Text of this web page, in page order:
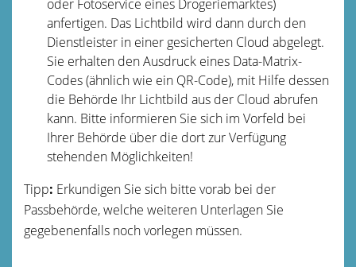
oder Fotoservice eines Drogeriemarktes)
anfertigen. Das Lichtbild wird dann durch den
Dienstleister in einer gesicherten Cloud abgelegt.
Sie erhalten den Ausdruck eines Data-Matrix-
Codes (ähnlich wie ein QR-Code), mit Hilfe dessen
die Behörde Ihr Lichtbild aus der Cloud abrufen
kann. Bitte informieren Sie sich im Vorfeld bei
Ihrer Behörde über die dort zur Verfügung
stehenden Möglichkeiten!
Tipp: Erkundigen Sie sich bitte vorab bei der
Passbehörde, welche weiteren Unterlagen Sie
gegebenenfalls noch vorlegen müssen.